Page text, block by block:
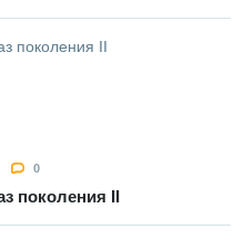
0
поколения II